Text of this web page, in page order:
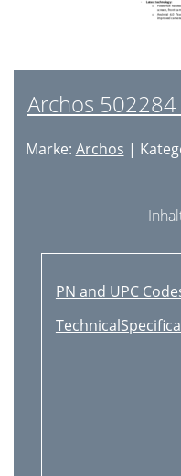
Archos
Marke: Archos |
PN and UPC